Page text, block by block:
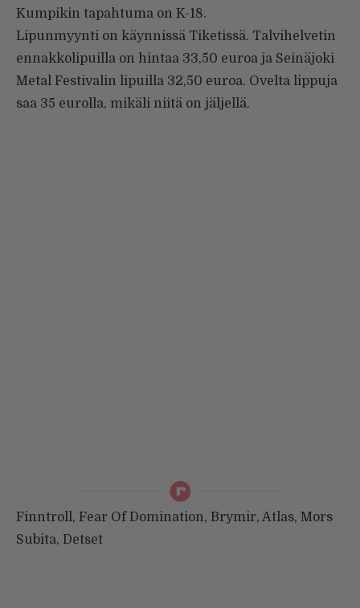
Kumpikin tapahtuma on K-18.
Lipunmyynti on käynnissä Tiketissä. Talvihelvetin
ennakkolipuilla on hintaa 33,50 euroa ja Seinäjoki
Metal Festivalin lipuilla 32,50 euroa. Ovelta lippuja
saa 35 eurolla, mikäli niitä on jäljellä.
Finntroll, Fear Of Domination, Brymir, Atlas, Mors
Subita, Detset